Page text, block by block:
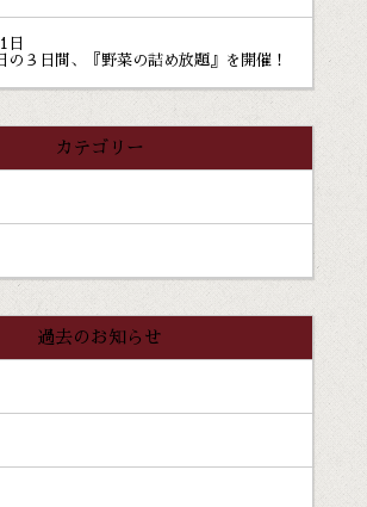
日
の３日間、『野菜の詰め放題』を開催！
カテゴリー
過去のお知らせ